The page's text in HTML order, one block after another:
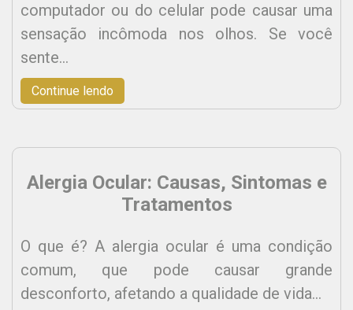
computador ou do celular pode causar uma
sensação incômoda nos olhos. Se você
sente…
Continue lendo
Alergia Ocular: Causas, Sintomas e
Tratamentos
O que é? A alergia ocular é uma condição
comum, que pode causar grande
desconforto, afetando a qualidade de vida…